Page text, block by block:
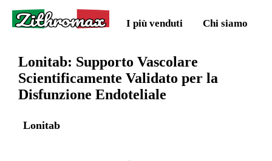
Zithromax I più venduti Chi siamo
Lonitab: Supporto Vascolare
Scientificamente Validato per la
Disfunzione Endoteliale
Lonitab